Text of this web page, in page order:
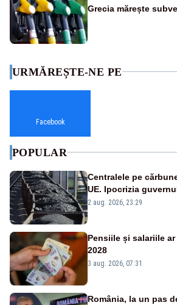
Grecia mărește
URMĂREȘTE-NE PE
Facebook
POPULAR
Centralele pe
UE. Ipocrizia
după starea de alertă
2 aug. 2026, 23:29
Pensiile și salariile
2028
3 aug. 2026, 07:31
România, la un pas